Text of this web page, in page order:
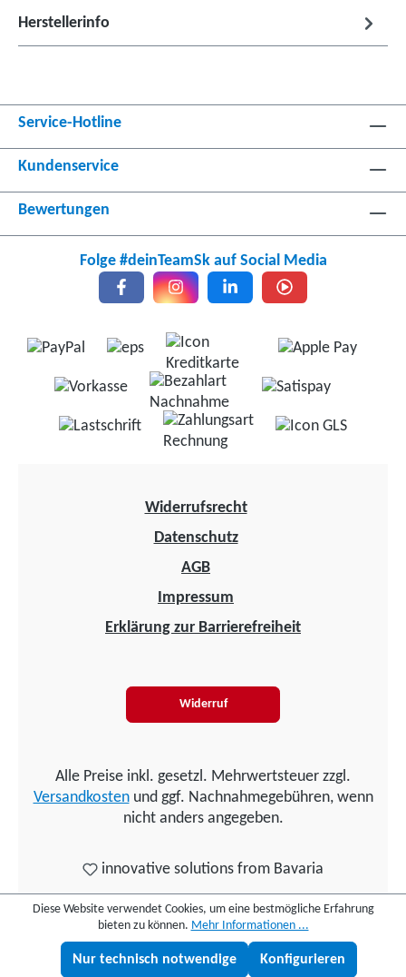
Herstellerinfo
Service-Hotline
Kundenservice
Bewertungen
Folge #deinTeamSk auf Social Media
Widerrufsrecht
Datenschutz
AGB
Impressum
Erklärung zur Barrierefreiheit
Widerruf
Alle Preise inkl. gesetzl. Mehrwertsteuer zzgl.
Versandkostenund ggf. Nachnahmegebühren, wenn
nicht anders angegeben.
innovative solutions from Bavaria
Diese Website verwendet Cookies, um eine bestmögliche Erfahrung
bieten zu können. Mehr Informationen ...
Nur technisch notwendige Konfigurieren